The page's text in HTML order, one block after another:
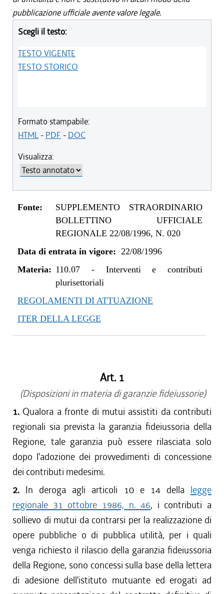
pubblicazione ufficiale avente valore legale.
Scegli il testo:
TESTO VIGENTE
TESTO STORICO
Formato stampabile:
HTML- PDF - DOC
Visualizza:
Fonte:
SUPPLEMENTO STRAORDINARIO
BOLLETTINO UFFICIALE
REGIONALE 22/08/1996, N. 020
Data di entrata in vigore: 22/08/1996
Materia: 110.07- Interventi e contributi
plurisettoriali
REGOLAMENTI DI ATTUAZIONE
ITER DELLA LEGGE
Art. 1
(Disposizioni in materia di garanzie fideiussorie)
1. Qualora a fronte di mutui assistiti da contributi
regionali sia prevista la garanzia fideiussoria della
Regione, tale garanzia può essere rilasciata solo
dopo l'adozione dei provvedimenti di concessione
dei contributi medesimi.
2. In deroga agli articoli 10 e 14 della legge
regionale 31 ottobre 1986, n. 46, i contributi a
sollievo di mutui da contrarsi per la realizzazione di
opere pubbliche o di pubblica utilità, per i quali
venga richiesto il rilascio della garanzia fideiussoria
della Regione, sono concessi sulla base della lettera
di adesione dell'istituto mutuante ed erogati ad